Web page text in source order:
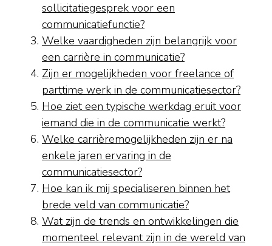
sollicitatiegesprek voor een
communicatiefunctie?
Welke vaardigheden zijn belangrijk voor
een carrière in communicatie?
Zijn er mogelijkheden voor freelance of
parttime werk in de communicatiesector?
Hoe ziet een typische werkdag eruit voor
iemand die in de communicatie werkt?
Welke carrièremogelijkheden zijn er na
enkele jaren ervaring in de
communicatiesector?
Hoe kan ik mij specialiseren binnen het
brede veld van communicatie?
Wat zijn de trends en ontwikkelingen die
momenteel relevant zijn in de wereld van